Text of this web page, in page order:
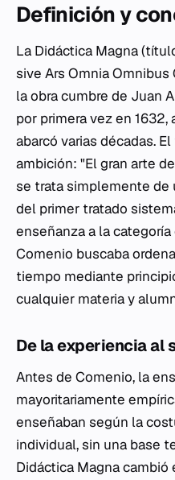
Definición y
La Didáctica Magna
sive Ars Omnia
la obra cumbre de Juan
por primera vez en 1632,
abarcó varias décadas.
ambición: "El gran arte
se trata simplemente de
del primer tratado
enseñanza a la
Comenio buscaba
tiempo mediante
cualquier materia y
De la experiencia al
Antes de Comenio, la
mayoritariamente
enseñaban según la
individual, sin una base
Didáctica Magnacambió